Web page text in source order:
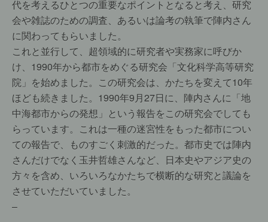
代を考えるひとつの重要なポイントとなると考え、研究
会や雑誌のための調査、あるいは論考の執筆で陣内さん
に関わってもらいました。
これと並行して、超領域的に研究者や実務家に呼びか
け、1990年から都市をめぐる研究会「文化科学高等研究
院」を始めました。この研究会は、かたちを変えて10年
ほども続きました。1990年9月27日に、陣内さんに「地
中海都市からの発想」という報告をこの研究会でしても
らっています。これは一種の迷宮性をもった都市につい
ての報告で、ものすごく刺激的だった。都市史では陣内
さんだけでなく玉井哲雄さんなど、日本史やアジア史の
方々を含め、いろいろなかたちで横断的な研究と議論を
させていただいていました。
–